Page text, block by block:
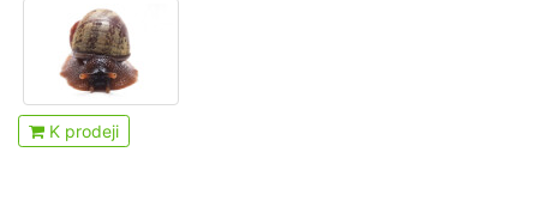
K prodeji